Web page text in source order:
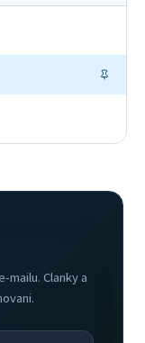
mailu. Clanky a